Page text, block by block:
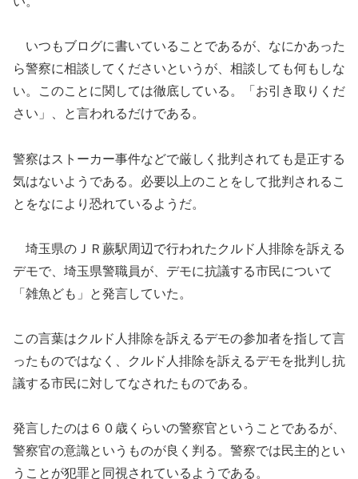
いつもブログに書いていることであるが、なにかあった
ら警察に相談してくださいというが、相談しても何もしな
い。このことに関しては徹底している。
「 お引き取りくだ
さい 」 、と言われるだけである。
警察はストーカー事件などで厳しく批判されても是正する
気はないようである。 必要以上のことをして批判されるこ
とをなにより恐れているようだ。
埼玉県の ＪＲ 蕨駅周辺で行われた クルド人排除を訴える
デモで、埼玉県警職員が、デモに抗議する市民について
「雑魚ども」と発言していた 。
この言葉はクルド人排除を訴えるデモの参加者を指して言
ったものではなく、
クルド人排除を訴えるデモを批判し抗
議する市民に対してなされたものである。
発言したのは ６ ０歳くらいの警察官ということであるが、
警察官の意識というものが良く判る。 警察では民主的とい
うことが犯罪と同視されているようである。